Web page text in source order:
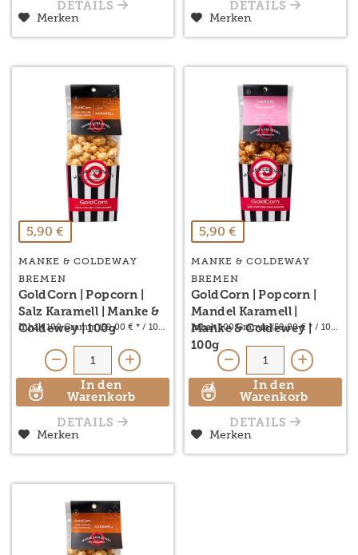
DETAILS
Merken
DETAILS
Merken
5,90 €
MANKE & COLDEWAY
BREMEN
GoldCorn | Popcorn |
Salz Karamell | Manke &
Coldewey | 100g
Inhalt 100 Gramm(59,00 € * / 1000 Gramm)
In den
Warenkorb
DETAILS
Merken
5,90 €
MANKE & COLDEWAY
BREMEN
GoldCorn | Popcorn |
Mandel Karamell |
Manke & Coldewey |
100g
Inhalt100 Gramm(59,00 € * / 1000
In den
Warenkorb
DETAILS
Merken